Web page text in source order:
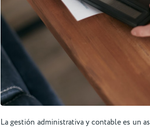
La gestión administrativa y contable es un